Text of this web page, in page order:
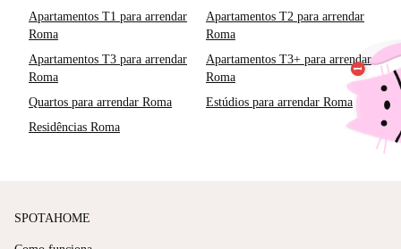
Apartamentos T1 para arrendar
Roma
Apartamentos T2 para arrendar
Roma
Apartamentos T3 para arrendar
Roma
Apartamentos T3+ para arrendar
Roma
Quartos para arrendar Roma
Estúdios para arrendar Roma
Residências Roma
SPOTAHOME